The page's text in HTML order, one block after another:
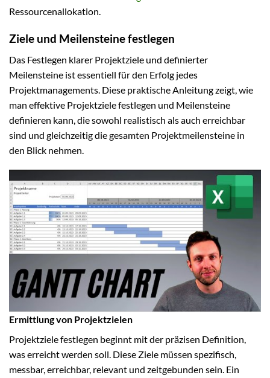
Ressourcenallokation.
Ziele und Meilensteine festlegen
Das Festlegen klarer Projektziele und definierter
Meilensteine ist essentiell für den Erfolg jedes
Projektmanagements. Diese praktische Anleitung zeigt, wie
man effektive Projektziele festlegen und Meilensteine
definieren kann, die sowohl realistisch als auch erreichbar
sind und gleichzeitig die gesamten Projektmeilensteine in
den Blick nehmen.
Ermittlung von Projektzielen
Projektziele festlegen beginnt mit der präzisen Definition,
was erreicht werden soll. Diese Ziele müssen spezifisch,
messbar, erreichbar, relevant und zeitgebunden sein. Ein